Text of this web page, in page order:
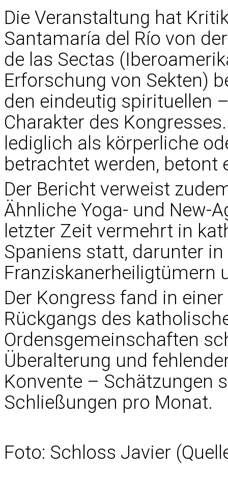
Die Veranstaltung hat
Santamaría del Río von
de las Sectas
Erforschung von Sekten)
den eindeutig spirituellen
Charakter des
lediglich als körperliche
betrachtet werden, betont
Der Bericht verweist
Ähnliche Yoga- und New-
letzter Zeit vermehrt in
Spaniens statt, darunter
Franziskanerheiligtümern
Der Kongress fand in
Rückgangs des
Ordensgemeinschaften
Überalterung und
Konvente – Schätzungen
Schließungen pro Monat.
Foto: Schloss Javier